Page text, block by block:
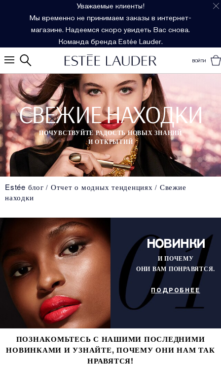
Уважаемые клиенты!
Мы временно не принимаем заказы в интернет-
магазине. Надеемся скоро увидеть Вас снова.
Команда бренда Estée Lauder.
ВОЙТИ
СВЕЖИЕ НАХОДКИ
ПОЧУВСТВУЙТЕ РАДОСТЬ НОВЫХ ЗНАНИЙ
И ОТКРЫТИЙ
Estée блог Отчет о модных тенденциях
Свежие
находки
НОВИНКИ
И ПОЧЕМУ
ОНИ ВАМ ПОНРАВЯТСЯ.
ПОДРОБНЕЕ
ПОЗНАКОМЬТЕСЬ С НАШИМИ ПОСЛЕДНИМИ
НОВИНКАМИ И УЗНАЙТЕ, ПОЧЕМУ ОНИ НАМ ТАК
НРАВЯТСЯ!